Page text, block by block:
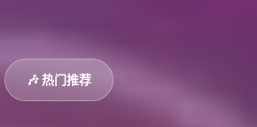
🎶 热门推荐